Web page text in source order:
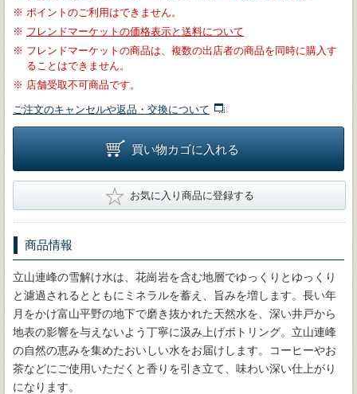
※ ポイントのご利用はできません。
※ フレンドマーケットの価格表示と送料について
※ フレンドマーケットの商品は、複数の出店者の商品を同時に購入す
ることはできません。
※ 店舗受取不可商品です。
ご注文のキャンセルや返品・交換について
買い物カゴに入れる
★ お気に入り商品に登録する
商品情報
立山連峰の雪解け水は、花崗岩を含む地層でゆっくりとゆっくり
と濾過されるとともにミネラルを蓄え、旨みを増します。長い年
月をかけ富山平野の地下で磨き抜かれた天然水を、深い井戸から
地表の影響を与えないよう丁寧に汲み上げボトリング。立山連峰
の自然の恵みを集めたおいしい水をお届けします。コーヒーやお
茶などにご使用いただくと香りを引き立て、味わい深い仕上がり
になります。